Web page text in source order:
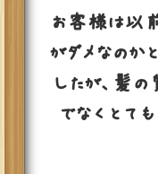
お客様は以
がダメなのか
したが、髪の
でなくとて